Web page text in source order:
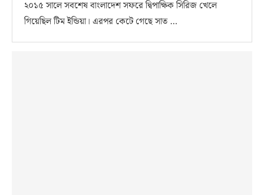
২০১৫ সালে সবশেষ বাংলাদেশ সফরে দ্বিপাক্ষিক সিরিজ খেলে
গিয়েছিল টিম ইন্ডিয়া। এরপর কেটে গেছে সাত …